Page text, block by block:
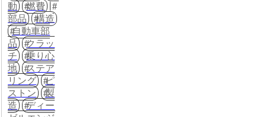
動
燃費
部品
構造
自動車部
品
クラッ
チ
乗り心
地
ステア
リング
ピ
ストン
製
造
ディー